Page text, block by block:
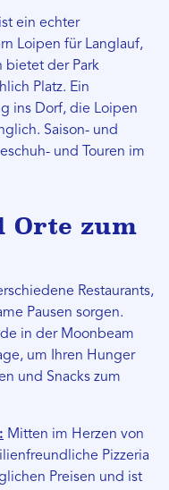
ist ein echter
Loipen für Langlauf,
bietet der Park
Platz. Ein
ins Dorf, die Loipen
Saison- und
und Touren im
Orte zum
Restaurants,
Pausen sorgen.
in der Moonbeam
um Ihren Hunger
und Snacks zum
Mitten im Herzen von
Pizzeria
Preisen und ist